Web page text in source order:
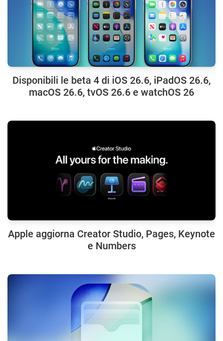
Disponibili le beta 4 di iOS 26.6, iPadOS 26.6,
macOS 26.6, tvOS 26.6 e watchOS 26
Apple aggiorna Creator Studio, Pages, Keynote
e Numbers